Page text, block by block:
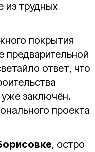
из трудных
покрытия
предварительной
ответ, что
уже заключён.
проекта
, остро